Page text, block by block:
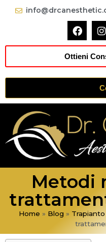
Ottieni
Metodi
Home » Blog »